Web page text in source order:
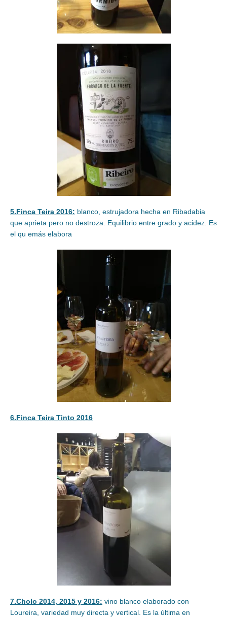
5.Finca Teira 2016: blanco, estrujadora hecha en Ribadabia
que aprieta pero no destroza. Equilibrio entre grado y acidez. Es
el qu emás elabora
6.Finca Teira Tinto 2016
7.Cholo 2014, 2015 y 2016: vino blanco elaborado con
Loureira, variedad muy directa y vertical. Es la última en